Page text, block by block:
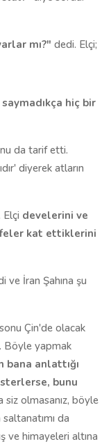
mı?" dedi. Elçi;
hiç bir
da tarif etti.
diyerek atların
develerini ve
kat ettiklerini
İran Şahına şu
Çin'de olacak
Böyle yapmak
bana anlattığı
bunu
siz olmasanız, böyle
da
ve himayeleri altına